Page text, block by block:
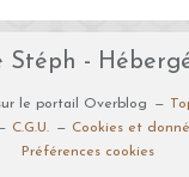
Stéph -
le portail Overblog
C.G.U.
Cookies et
Préférences cookies